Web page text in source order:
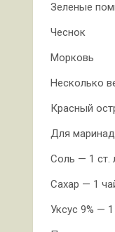
Зеленые
Чеснок
Морковь
Несколько
Красный
Для
Соль — 1 ст.
Сахар — 1
Уксус 9% —